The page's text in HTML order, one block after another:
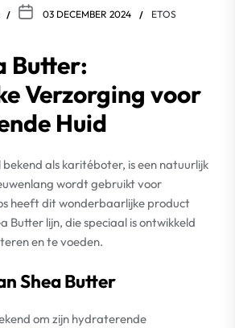
03 DECEMBER 2024 ETOS
Butter:
Verzorging voor
Huid
bekend als karitéboter, is een natuurlijk
wordt gebruikt voor
heeft dit wonderbaarlijke product
Butter lijn, die speciaal is ontwikkeld
en te voeden.
Shea Butter
om zijn hydraterende